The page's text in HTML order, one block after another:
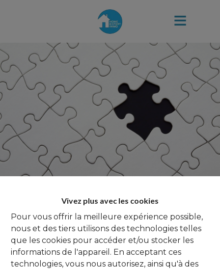
Vivez plus avec les cookies
Pour vous offrir la meilleure expérience possible,
nous et des tiers utilisons des technologies telles
que les cookies pour accéder et/ou stocker les
informations de l'appareil. En acceptant ces
technologies, vous nous autorisez, ainsi qu'à des
Oups, cette page n'existe plus